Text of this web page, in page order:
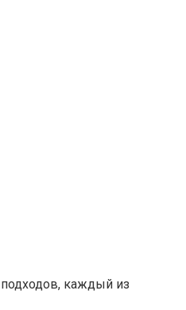
каждый из